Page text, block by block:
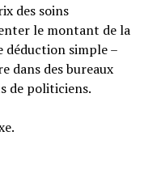
des soins
le montant de la
déduction simple –
dans des bureaux
de politiciens.